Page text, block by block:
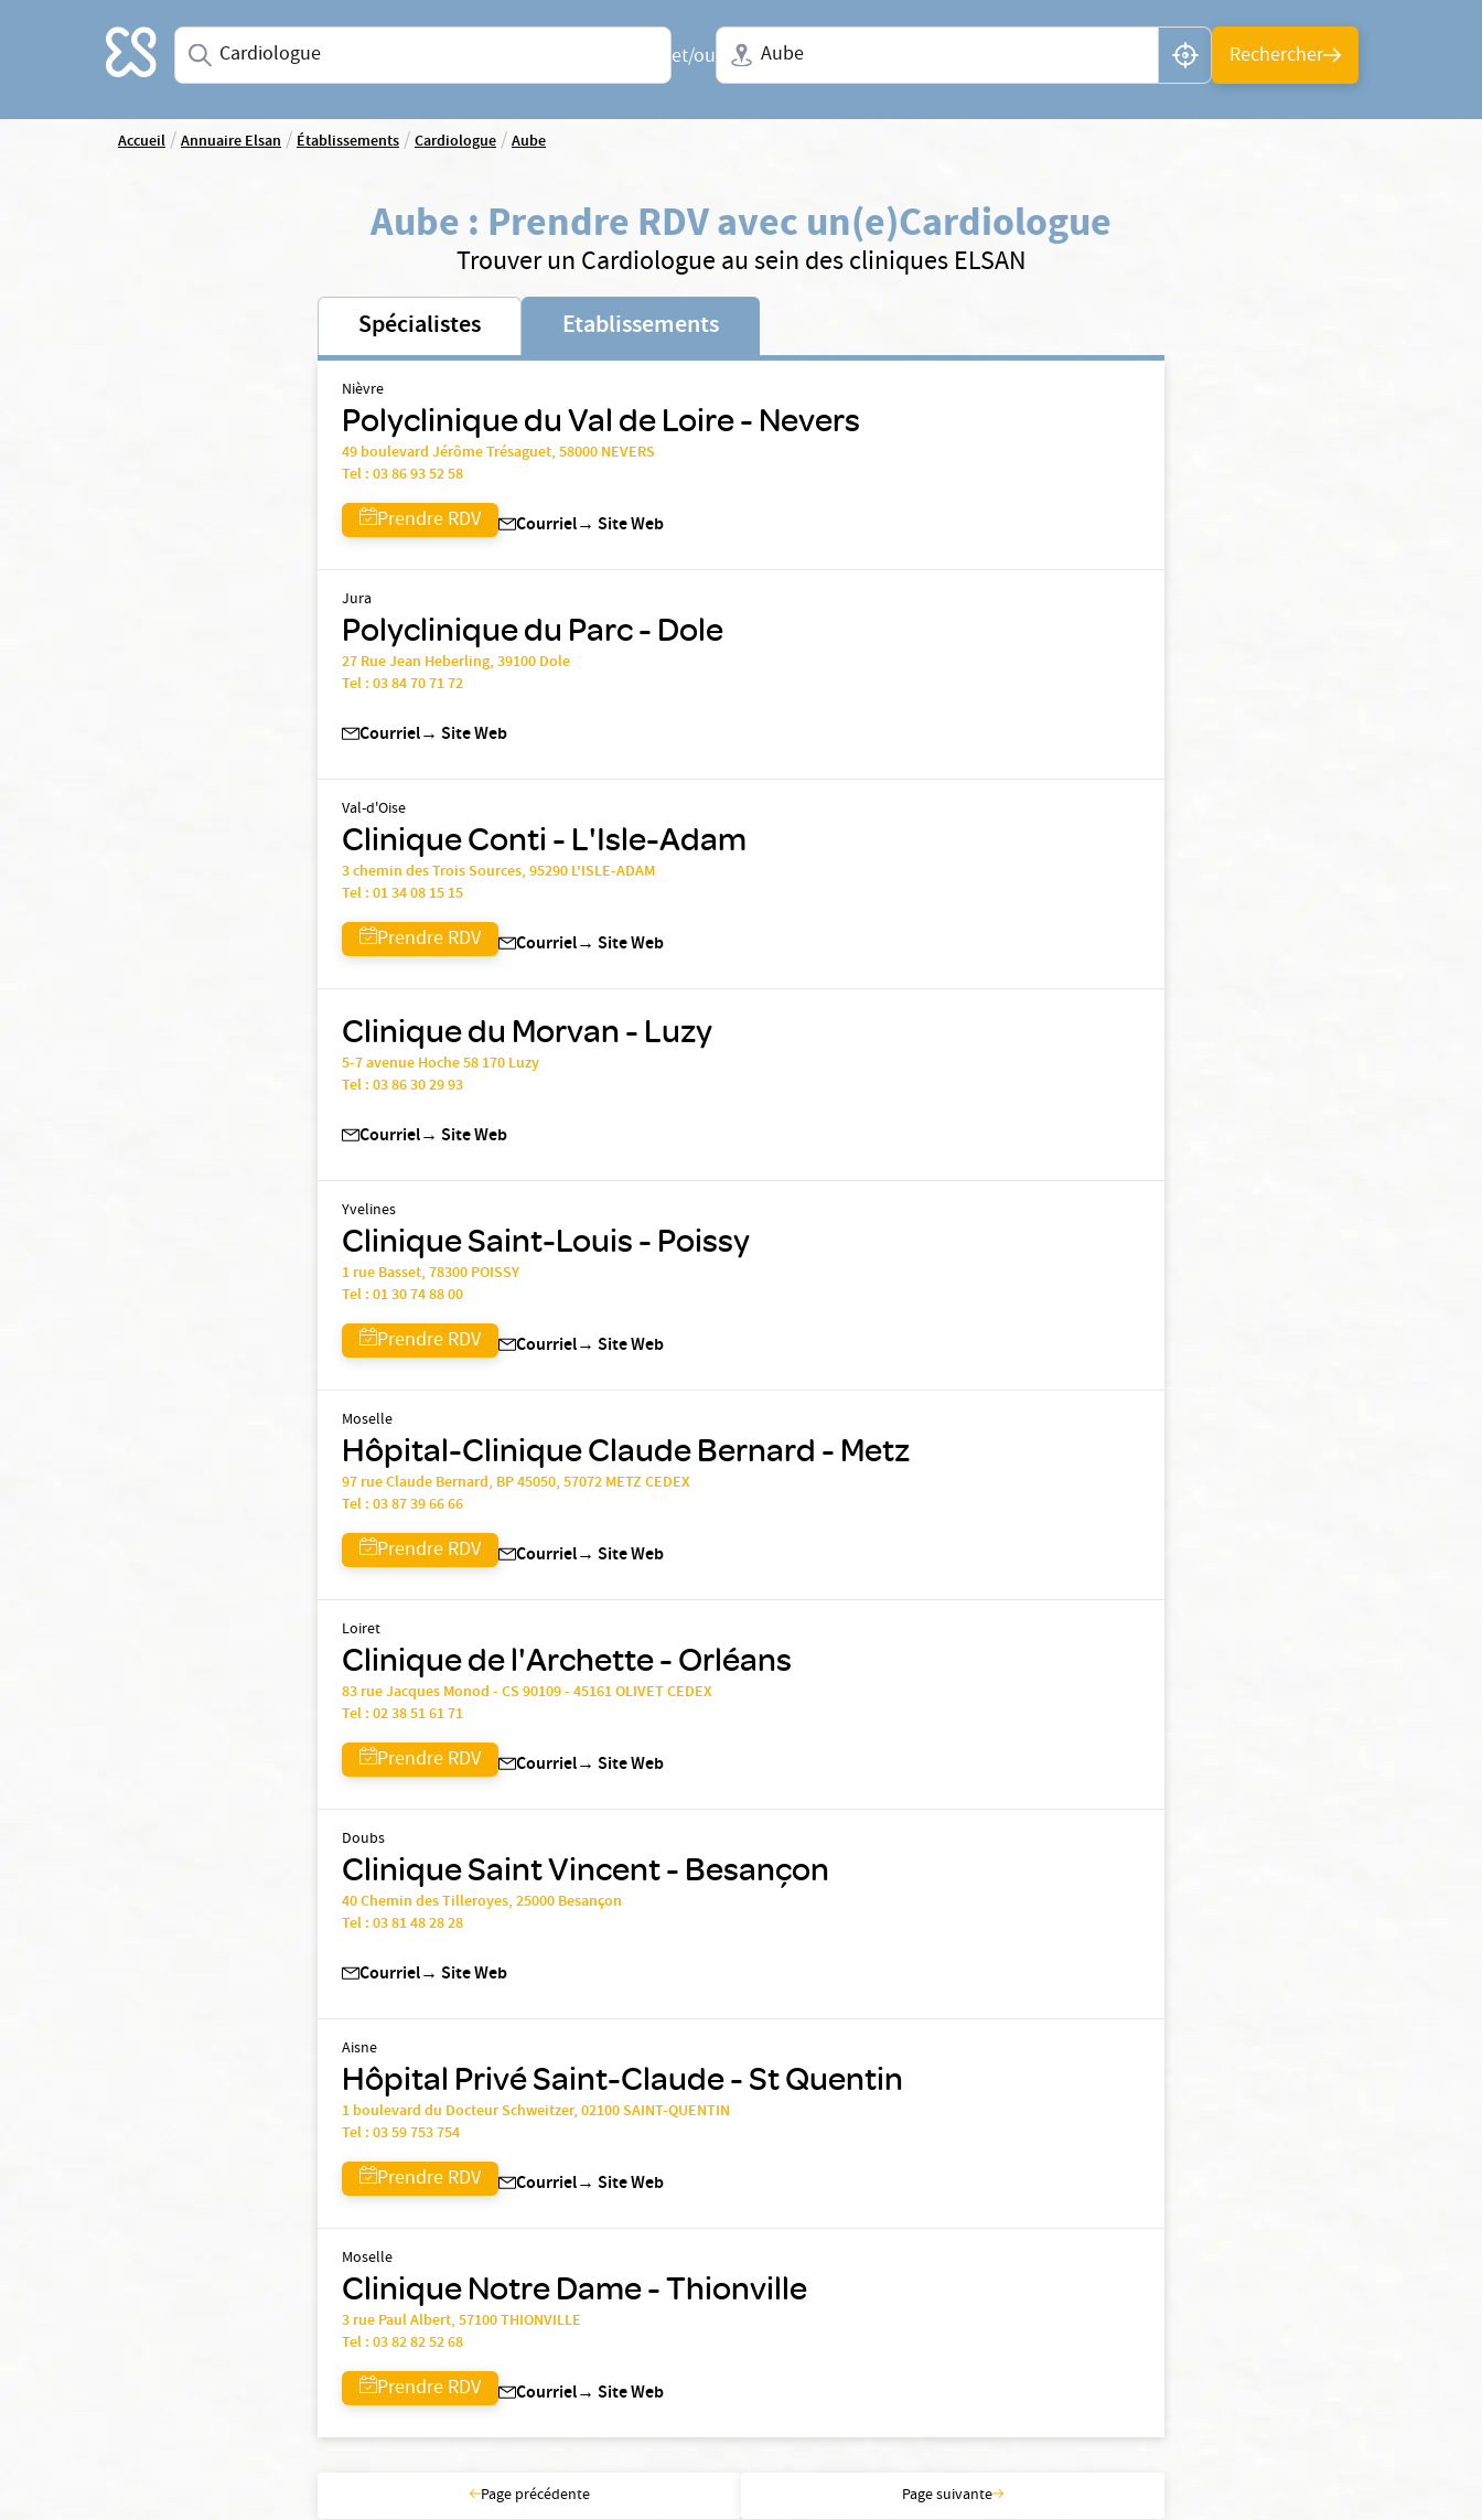
Accueil Saisissez une spécialité ou un service
et/ou
Ville + N° de département, région ou CP
Rechercher
Accueil/Annuaire Elsan/Établissements/Cardiologue/Aube
Aube : Prendre RDV avec un(e)Cardiologue
Trouver un Cardiologue au sein des cliniques ELSAN
Spécialistes Etablissements
Nièvre
Polyclinique du Val de Loire - Nevers
49 boulevard Jérôme Trésaguet, 58000 NEVERS
Tel :03 86 93 52 58
Prendre RDV Courriel→ Site Web
Jura
Polyclinique du Parc - Dole
27 Rue Jean Heberling, 39100 Dole
Tel :03 84 70 71 72
Courriel→ Site Web
Val-d'Oise
Clinique Conti - L'Isle-Adam
3 chemin des Trois Sources, 95290 L'ISLE-ADAM
Tel :01 34 08 15 15
Prendre RDV Courriel→ Site Web
Clinique du Morvan - Luzy
5-7 avenue Hoche 58 170 Luzy
Tel :03 86 30 29 93
Courriel→ Site Web
Yvelines
Clinique Saint-Louis - Poissy
1 rue Basset, 78300 POISSY
Tel :01 30 74 88 00
Prendre RDV Courriel→ Site Web
Moselle
Hôpital-Clinique Claude Bernard - Metz
97 rue Claude Bernard, BP 45050, 57072 METZ CEDEX
Tel :03 87 39 66 66
Prendre RDV Courriel→ Site Web
Loiret
Clinique de l'Archette - Orléans
83 rue Jacques Monod - CS 90109 - 45161 OLIVET CEDEX
Tel :02 38 51 61 71
Prendre RDV Courriel→ Site Web
Doubs
Clinique Saint Vincent - Besançon
40 Chemin des Tilleroyes, 25000 Besançon
Tel :03 81 48 28 28
Courriel→ Site Web
Aisne
Hôpital Privé Saint-Claude - St Quentin
1 boulevard du Docteur Schweitzer, 02100 SAINT-QUENTIN
Tel :03 59 753 754
Prendre RDV Courriel→ Site Web
Moselle
Clinique Notre Dame - Thionville
3 rue Paul Albert, 57100 THIONVILLE
Tel :03 82 82 52 68
Prendre RDV Courriel→ Site Web
Page précédente Page suivante